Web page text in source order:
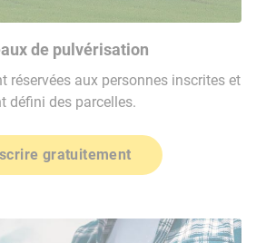
de pulvérisation
réservées aux personnes inscrites et
défini des parcelles.
gratuitement